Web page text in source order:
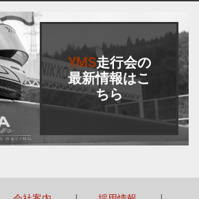
YMS走行会の
最新情報はこ
ちら